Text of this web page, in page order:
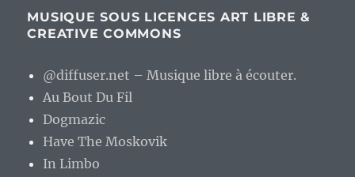
MUSIQUE SOUS LICENCES ART LIBRE &
CREATIVE COMMONS
@diffuser.net – Musique libre à écouter.
Au Bout Du Fil
Dogmazic
Have The Moskovik
In Limbo